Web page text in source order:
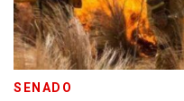
SENADO